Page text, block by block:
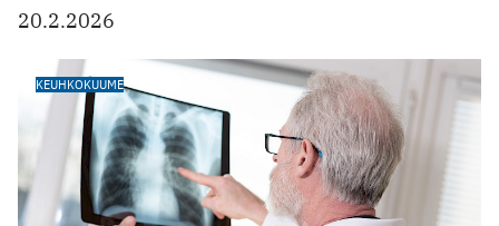
20.2.2026
KEUHKOKUUME